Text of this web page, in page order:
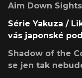
Aim Down
Série Yakuza /
vás japonské
Shadow of the
se jen tak